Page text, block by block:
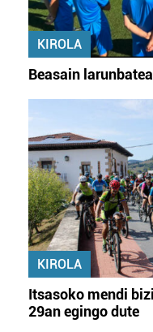
KIROLA
Beasain
KIROLA
Itsasoko mendi
29an egingo dute